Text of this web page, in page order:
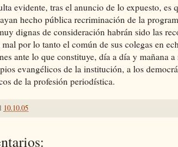
evidente, tras el anuncio de lo expuesto, es
hecho pública recriminación de la
dignas de consideración habrán sido las
por lo tanto el común de sus colegas en
ante lo que constituye, día a día y mañana
evangélicos de la institución, a los
de la profesión periodística.
10.10.05